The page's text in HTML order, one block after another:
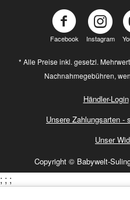
Facebook Instagram
* Alle Preise inkl. gesetzl.
Nachnahmegebühren,
Händler-Login
Unsere Zahlungsarten
Unser
Copyright © Babywelt-
; ; ;